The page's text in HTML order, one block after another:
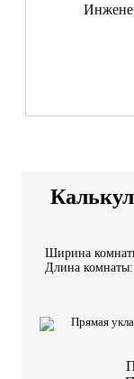
Ширина
Длина комнаты:
Прямая